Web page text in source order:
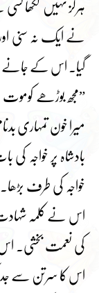
ہرگز نہیں لکھا
نے ایک نہ سنی
گیا۔ اس کے جانے
”مجھ بوڑھے کوموت
میرا خون تمہاری
بادشاہ پر خواجہ کی
خواجہ کی طرف
اس نے کلمہ شہادت
کی نعمت بخشی۔
اس کا سرتن سے جدا